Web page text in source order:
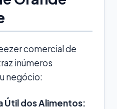
comercial de
inúmeros
negócio:
Útil dos Alimentos: